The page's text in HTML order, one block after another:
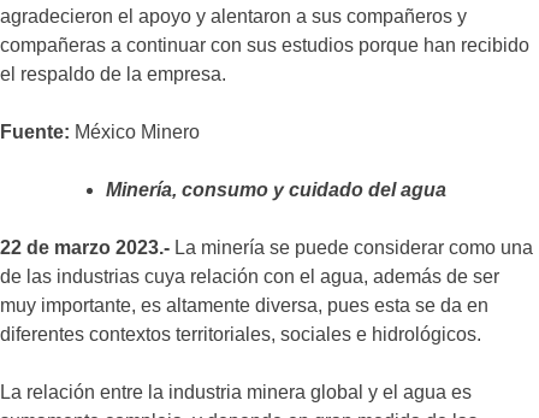
agradecieron el apoyo y alentaron a sus compañeros y
compañeras a continuar con sus estudios porque han recibido
el respaldo de la empresa.
Fuente: México Minero
Minería, consumo y cuidado del agua
22 de marzo 2023.- La minería se puede considerar como una
de las industrias cuya relación con el agua, además de ser
muy importante, es altamente diversa, pues esta se da en
diferentes contextos territoriales, sociales e hidrológicos.
La relación entre la industria minera global y el agua es